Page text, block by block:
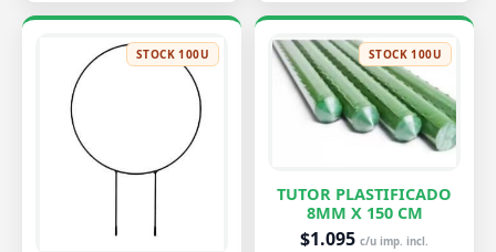
STOCK 100U STOCK 100U
TUTOR PLASTIFICADO
8MM X 150 CM
$1.095 c/u imp. incl.